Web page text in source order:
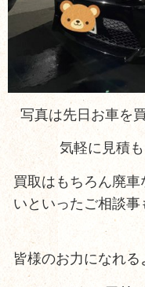
写真は先日お車を
気軽に見積
買取はもちろん廃
いといったご相談
皆様のお力になれる